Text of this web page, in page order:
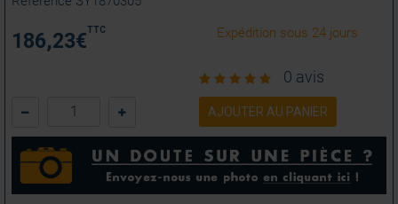
186,23€TTC Expédition sous 24 jours
0 avis
AJOUTER AU PANIER